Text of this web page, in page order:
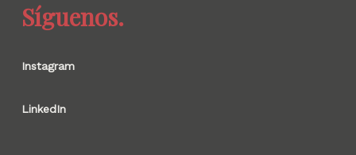
Síguenos.
Instagram
LinkedIn